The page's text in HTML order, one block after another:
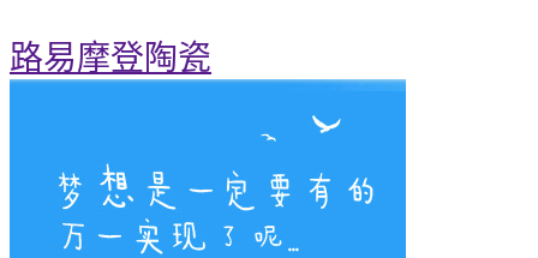
路易摩登陶瓷